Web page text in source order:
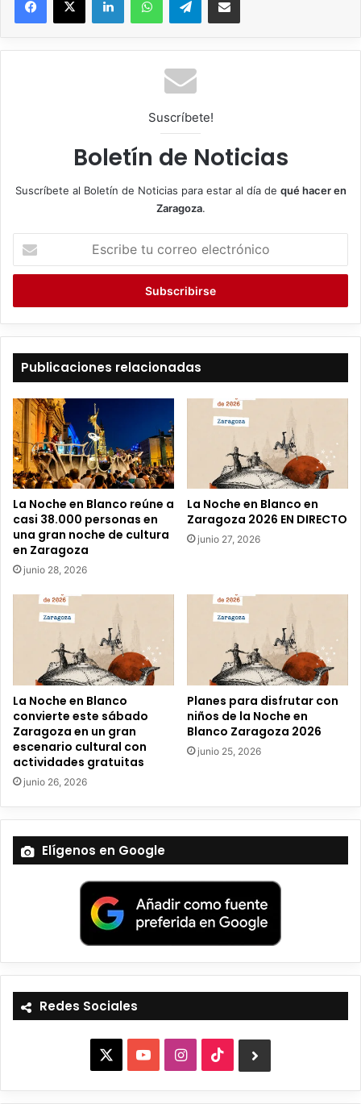
Suscríbete!
Boletín de Noticias
Suscríbete al Boletín de Noticias para estar al día de qué hacer en
Zaragoza.
c
i
b
o
r
r
e
o
l
c
t
ó
Publicaciones relacionadas
La Noche en Blanco reúne a
casi 38.000 personas en
una gran noche de cultura
en Zaragoza
junio 28, 2026
La Noche en Blanco en
Zaragoza 2026 EN DIRECTO
junio 27, 2026
La Noche en Blanco
convierte este sábado
Zaragoza en un gran
escenario cultural con
actividades gratuitas
junio 26, 2026
Planes para disfrutar con
niños de la Noche en
Blanco Zaragoza 2026
junio 25, 2026
Elígenos en Google
Redes Sociales
o
I
n
i
l